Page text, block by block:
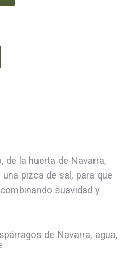
de la huerta de Navarra,
pizca de sal, para que
suavidad y
de Navarra, agua,